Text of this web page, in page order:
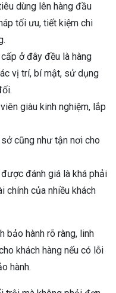
dùng lên hàng đầu
tối ưu, tiết kiệm chi
ở đây đều là hàng
vị trí, bí mật, sử dụng
giàu kinh nghiệm, lắp
cũng như tận nơi cho
đánh giá là khá phải
chính của nhiều khách
bảo hành rõ ràng, linh
khách hàng nếu có lỗi
hành.